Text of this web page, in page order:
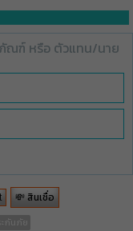
ณฑ์ หรือ ตัวแทน/นาย
💸 สินเชื่อ
กันภัย